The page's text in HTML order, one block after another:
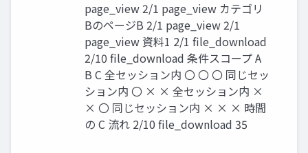
page_view 2/1 page_view カテゴリ
BのページB 2/1 page_view 2/1
page_view 資料1 2/1 file_download
2/10 file_download 条件スコープ A
B C 全セッション内 〇 〇 〇 同じセッ
ション内 〇 × × 全セッション内 ×
× 〇 同じセッション内 × × × 時間
の C 流れ 2/10 file_download 35